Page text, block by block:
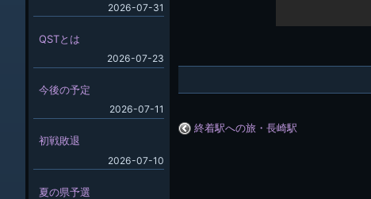
終着駅への旅・長崎駅
2026-07-31
QSTとは
2026-07-23
今後の予定
2026-07-11
初戦敗退
2026-07-10
夏の県予選